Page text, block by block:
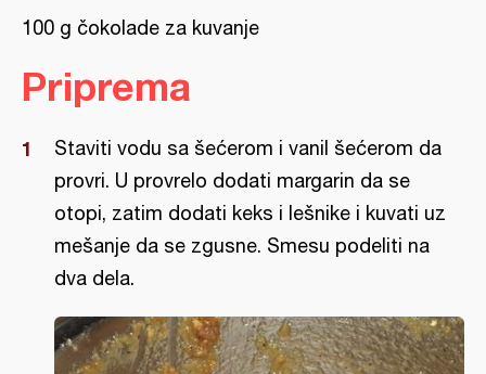
100 g čokolade za kuvanje
Priprema
Staviti vodu sa šećerom i vanil šećerom da
provri. U provrelo dodati margarin da se
otopi, zatim dodati keks i lešnike i kuvati uz
mešanje da se zgusne. Smesu podeliti na
dva dela.